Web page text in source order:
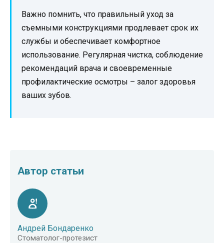
Важно помнить, что правильный уход за
съемными конструкциями продлевает срок их
службы и обеспечивает комфортное
использование. Регулярная чистка, соблюдение
рекомендаций врача и своевременные
профилактические осмотры – залог здоровья
ваших зубов.
Автор статьи
Андрей Бондаренко
Стоматолог-протезист